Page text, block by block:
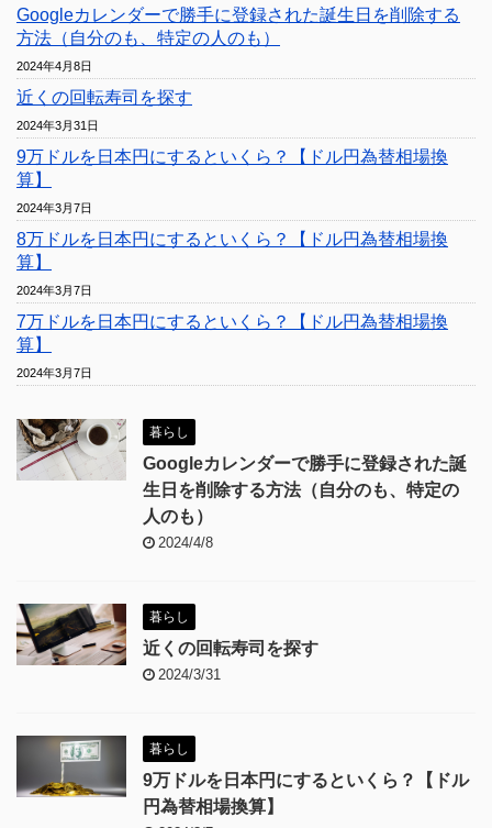
Googleカレンダーで勝手に登録された誕生日を削除する
方法（自分のも、特定の人のも）
2024年4月8日
近くの回転寿司を探す
2024年3月31日
9万ドルを日本円にするといくら？【ドル円為替相場換
算】
2024年3月7日
8万ドルを日本円にするといくら？【ドル円為替相場換
算】
2024年3月7日
7万ドルを日本円にするといくら？【ドル円為替相場換
算】
2024年3月7日
暮らし
Googleカレンダーで勝手に登録された誕
生日を削除する方法（自分のも、特定の
人のも）
2024/4/8
暮らし
近くの回転寿司を探す
2024/3/31
暮らし
9万ドルを日本円にするといくら？【ドル
円為替相場換算】